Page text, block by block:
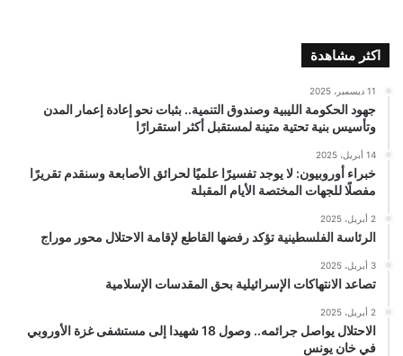
اكثر مشاهدة
11 ديسمبر، 2025
جهود الحكومة الليبية وصندوق التنمية.. بثبات نحو إعادة إعمار المدن
وتأسيس بنية تحتية متينة لمستقبل أكثر استقرارًا
14 أبريل، 2025
خبراء أوروبيون: لا يوجد تفسيرًا علميًا لحرائق الأصابعة وسنقدم تقريرًا
مفصلًا للجهات المختصة الأيام المقبلة
2 أبريل، 2025
الرئاسة الفلسطينية تؤكد رفضها القاطع لإقامة الاحتلال محور موراج
3 أبريل، 2025
تصاعد الانتهاكات الإسرائيلية بحق المقدسات الإسلامية
2 أبريل، 2025
الاحتلال يواصل جرائمه.. وصول 18 شهيدا إلى مستشفى غزة الأوروبي
في خان يونس